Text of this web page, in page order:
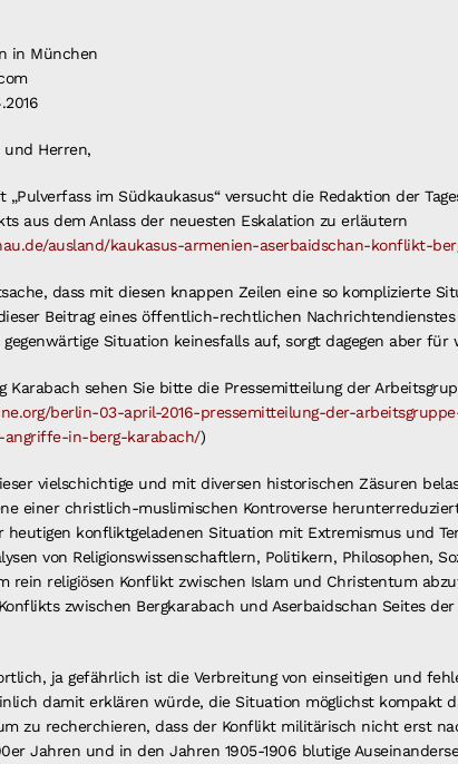
in München
und Herren,
im Südkaukasus“ versucht die Redaktion der
aus dem Anlass der neuesten Eskalation zu erläutern
ausland/kaukasus-armenien-aserbaidschan-konflikt-
dass mit diesen knappen Zeilen eine so komplizierte
Beitrag eines öffentlich-rechtlichen
Situation keinesfalls auf, sorgt dagegen aber für
Karabach sehen Sie bitte die Pressemitteilung der
berlin-03-april-2016-pressemitteilung-der-
angriffe-in-berg-karabach/)
vielschichtige und mit diversen historischen Zäsuren
einer christlich-muslimischen Kontroverse
heutigen konfliktgeladenen Situation mit Extremismus und
von Religionswissenschaftlern, Politikern, Philosophen,
rein religiösen Konflikt zwischen Islam und Christentum
zwischen Bergkarabach und Aserbaidschan Seites
ja gefährlich ist die Verbreitung von einseitigen und
damit erklären würde, die Situation möglichst kompakt
zu recherchieren, dass der Konflikt militärisch nicht erst
Jahren und in den Jahren 1905-1906 blutige